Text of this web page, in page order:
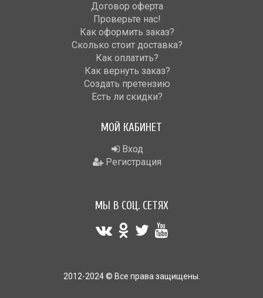
Договор оферта
Проверьте нас!
Как оформить заказ?
Сколько стоит доставка?
Как оплатить?
Как вернуть заказ?
Создать претензию
Есть ли скидки?
МОЙ КАБИНЕТ
Вход
Регистрация
МЫ В СОЦ. СЕТЯХ
2012-2024 © Все права защищены.